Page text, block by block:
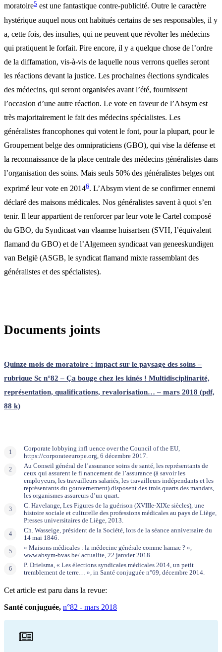
moratoire5 est une fantastique contre-publicité. Outre le caractère
hystérique auquel nous ont habitués certains de ses responsables, il y
a, cette fois, des insultes, qui ne peuvent que révolter les médecins
qui pratiquent le forfait. Pire encore, il y a quelque chose de l’ordre
de la diffamation, vis-à-vis de laquelle nous verrons quelles seront
les réactions devant la justice. Les prochaines élections syndicales
des médecins, qui seront organisées avant l’été, fournissent
l’occasion d’une autre réaction. Le vote en faveur de l’Absym est
très majoritairement le fait des médecins spécialistes. Les
généralistes francophones qui votent le font, pour la plupart, pour le
Groupement belge des omnipraticiens (GBO), qui vise la défense et
la reconnaissance de la place centrale des médecins généralistes dans
l’organisation des soins. Mais seuls 50% des généralistes belges ont
exprimé leur vote en 20146. L’Absym vient de se confirmer ennemi
déclaré des maisons médicales. Nos généralistes savent à quoi s’en
tenir. Il leur appartient de renforcer par leur vote le Cartel composé
du GBO, du Syndicaat van vlaamse huisartsen (SVH, l’équivalent
flamand du GBO) et de l’Algemeen syndicaat van geneeskundigen
van België (ASGB, le syndicat flamand mixte rassemblant des
généralistes et des spécialistes).
Documents joints
Quinze mois de moratoire : impact sur le paysage des soins –
rubrique Sc n°82 – Ça bouge chez les kinés ! Multidisciplinarité,
représentation, qualifications, revalorisation… – mars 2018 (pdf,
88 k)
Corporate lobbying infl uence over the Council of the EU,
https://corporateeurope.org, 6 décembre 2017.
Au Conseil général de l’assurance soins de santé, les représentants de
ceux qui assurent le fi nancement de l’assurance (à savoir les
employeurs, les travailleurs salariés, les travailleurs indépendants et les
représentants du gouvernement) disposent des trois quarts des mandats,
les organismes assureurs d’un quart.
C. Havelange, Les Figures de la guérison (XVIIIe-XIXe siècles), une
histoire sociale et culturelle des professions médicales au pays de Liège,
Presses universitaires de Liège, 2013.
Ch. Wasseige, président de la Société, lors de la séance anniversaire du
14 mai 1846.
« Maisons médicales : la médecine générale comme hamac ? »,
www.absym-bvas.be/ actualite, 22 janvier 2018.
P. Drielsma, « Les élections syndicales médicales 2014, un petit
tremblement de terre… », in Santé conjuguée n°69, décembre 2014.
Cet article est paru dans la revue:
Santé conjuguée, n°82 - mars 2018